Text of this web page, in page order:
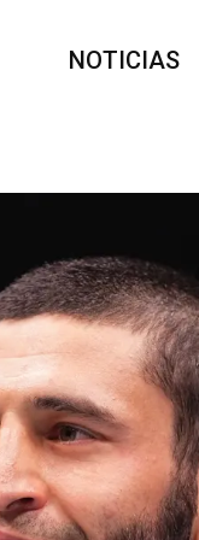
NOTICIAS